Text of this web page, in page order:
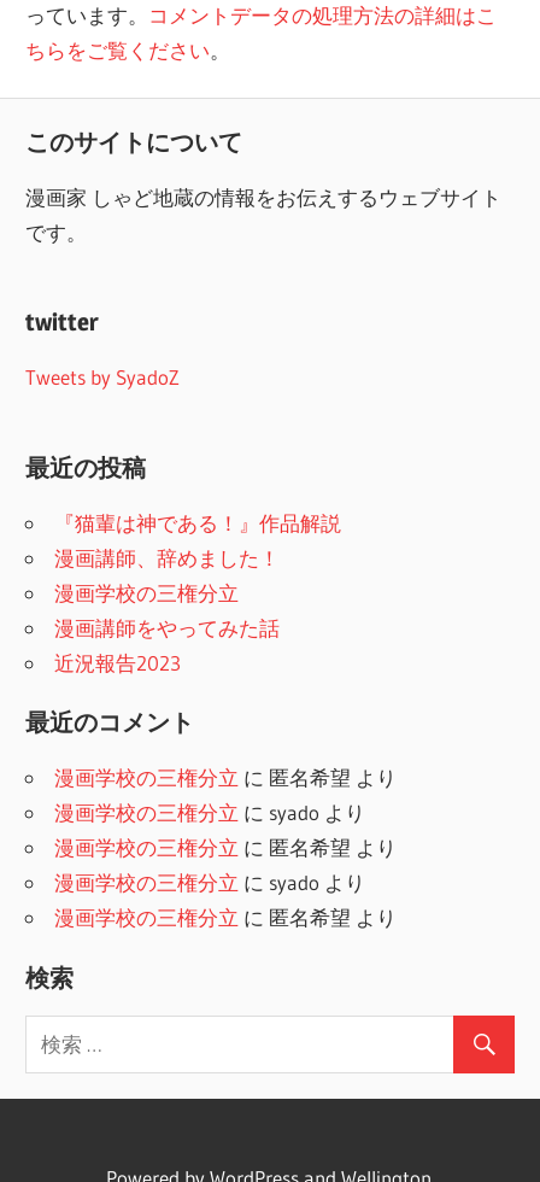
っています。 コメントデータの処理方法の詳細はこ
ちらをご覧ください。
このサイトについて
漫画家 しゃど地蔵の情報をお伝えするウェブサイト
です。
twitter
Tweets by SyadoZ
最近の投稿
『猫輩は神である！』作品解説
漫画講師、辞めました！
漫画学校の三権分立
漫画講師をやってみた話
近況報告2023
最近のコメント
漫画学校の三権分立 に 匿名希望 より
漫画学校の三権分立 に syado より
漫画学校の三権分立 に 匿名希望 より
漫画学校の三権分立 に syado より
漫画学校の三権分立 に 匿名希望 より
検索